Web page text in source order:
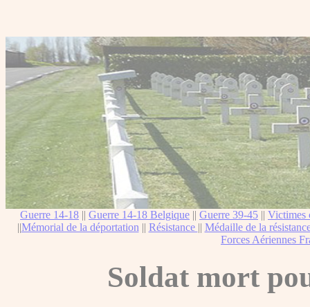
Guerre 14-18 || Guerre 14-18 Belgique || Guerre 39-45 || Victimes
||Mémorial de la déportation || Résistance || Médaille de la
Forces Aériennes
Soldat mort